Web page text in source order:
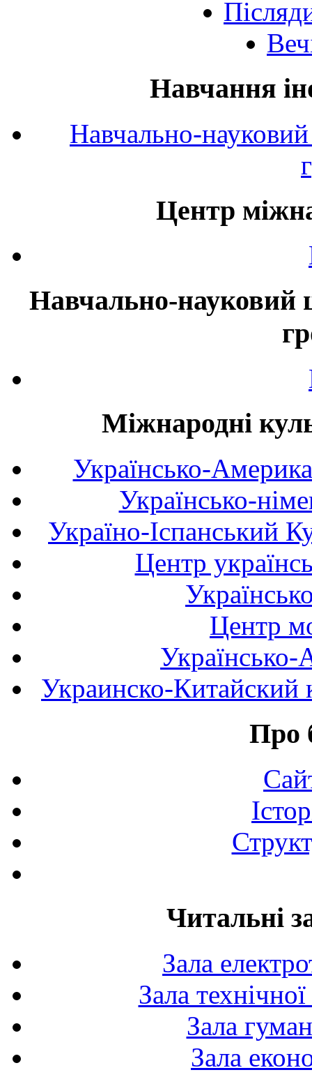
Навчання
Навчально-
Центр
Навчально-науковий
Міжнародні
Українсько-
Українсько-
Україно-Іспанський
Центр
Центр
Українсько-
Украинско-Китайский
Про
Читальні
Зала
Зала
Зала
Зала